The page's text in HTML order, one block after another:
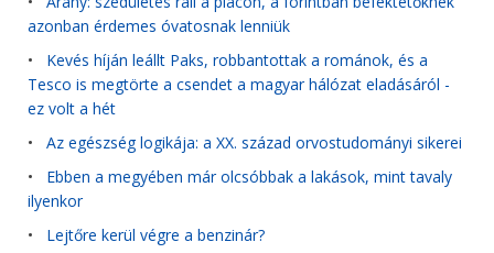
azonban érdemes óvatosnak lenniük
• Kevés híján leállt Paks, robbantottak a románok, és a
Tesco is megtörte a csendet a magyar hálózat eladásáról -
ez volt a hét
• Az egészség logikája: a XX. század orvostudományi sikerei
• Ebben a megyében már olcsóbbak a lakások, mint tavaly
ilyenkor
• Lejtőre kerül végre a benzinár?